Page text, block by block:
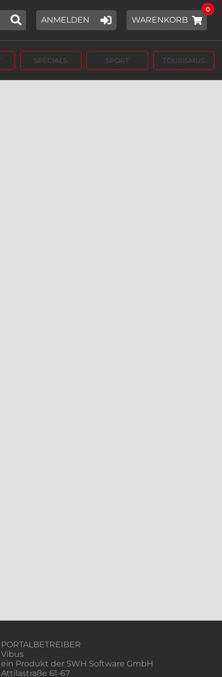
ANMELDEN WARENKORB
0
SPECIALS SPORT TOURISMUS
PORTALBETREIBER
Vibus
ein Produkt der SWH Software GmbH
Attilastraße 61-67